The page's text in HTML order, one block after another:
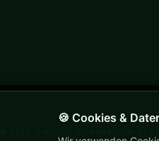
🍪 Cookies &